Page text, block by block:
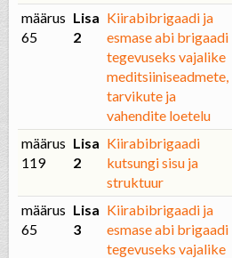
määrus
65
Lisa
2
Kiirabibrigaadi ja
esmase abi brigaadi
tegevuseks vajalike
meditsiiniseadmete,
tarvikute ja
vahendite loetelu
määrus
119
Lisa
2
Kiirabibrigaadi
kutsungi sisu ja
struktuur
määrus
65
Lisa
3
Kiirabibrigaadi ja
esmase abi brigaadi
tegevuseks vajalike